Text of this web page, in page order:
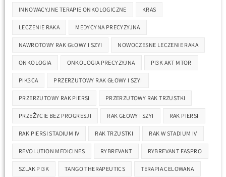
INNOWACYJNE TERAPIE ONKOLOGICZNE KRAS
LECZENIE RAKA MEDYCYNA PRECYZYJNA
NAWROTOWY RAK GŁOWY I SZYI NOWOCZESNE LECZENIE RAKA
ONKOLOGIA ONKOLOGIA PRECYZYJNA PI3K AKT MTOR
PIK3CA PRZERZUTOWY RAK GŁOWY I SZYI
PRZERZUTOWY RAK PIERSI PRZERZUTOWY RAK TRZUSTKI
PRZEŻYCIE BEZ PROGRESJI RAK GŁOWY I SZYI RAK PIERSI
RAK PIERSI STADIUM IV RAK TRZUSTKI RAK W STADIUM IV
REVOLUTION MEDICINES RYBREVANT RYBREVANT FASPRO
SZLAK PI3K TANGO THERAPEUTICS TERAPIA CELOWANA